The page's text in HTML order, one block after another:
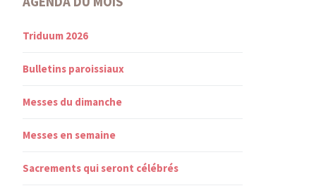
Triduum 2026
Bulletins paroissiaux
Messes du dimanche
Messes en semaine
Sacrements qui seront célébrés